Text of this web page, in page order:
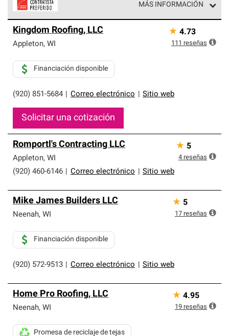
MÁS INFORMACIÓN
parte de una red exclusiva de profesionales de techos
que cumplen con altos estándares y requisitos estrictos
Kingdom Roofing, LLC
Appleton, WI
(920) 851-5684 Correo electrónico Sitio web
Financiación disponible
Solicitar una cotización
★ 4.73
111 reseñas
Romportl's Contracting LLC
Appleton, WI
(920) 460-6146
Correo electrónico Sitio web
★ 5
4 reseñas
Mike James Builders LLC
Neenah, WI
(920) 572-9513 Correo electrónico Sitio web
Financiación disponible
★ 5
17 reseñas
Home Pro Roofing, LLC
Neenah, WI
Promesa de reciclaje de tejas
★ 4.95
19 reseñas